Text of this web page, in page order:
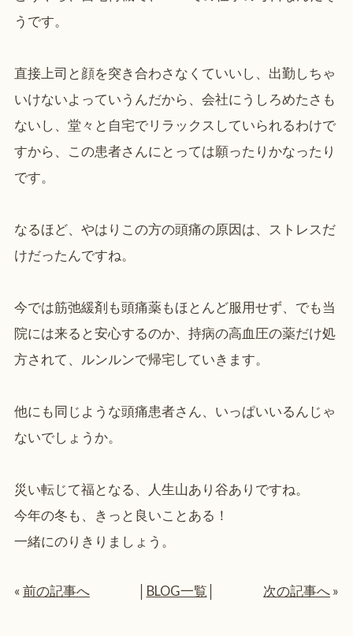
うです。
直接上司と顔を突き合わさなくていいし、出勤しちゃ
いけないよっていうんだから、会社にうしろめたさも
ないし、堂々と自宅でリラックスしていられるわけで
すから、この患者さんにとっては願ったりかなったり
です。
なるほど、やはりこの方の頭痛の原因は、ストレスだ
けだったんですね。
今では筋弛緩剤も頭痛薬もほとんど服用せず、でも当
院には来ると安心するのか、持病の高血圧の薬だけ処
方されて、ルンルンで帰宅していきます。
他にも同じような頭痛患者さん、いっぱいいるんじゃ
ないでしょうか。
災い転じて福となる、人生山あり谷ありですね。
今年の冬も、きっと良いことある！
一緒にのりきりましょう。
« 前の記事へ BLOG一覧 次の記事へ »